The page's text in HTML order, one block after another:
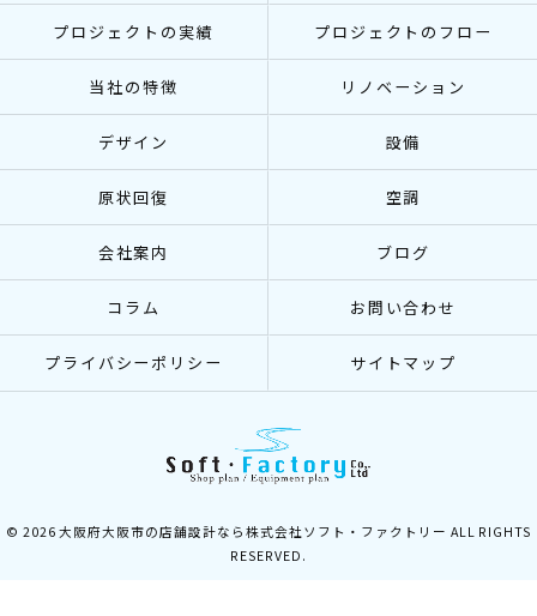
プロジェクトの実績 プロジェクトのフロー
当社の特徴 リノベーション
デザイン 設備
原状回復 空調
会社案内 ブログ
コラム お問い合わせ
プライバシーポリシー サイトマップ
© 2026 大阪府大阪市の店舗設計なら株式会社ソフト・ファクトリー ALL RIGHTS
RESERVED.